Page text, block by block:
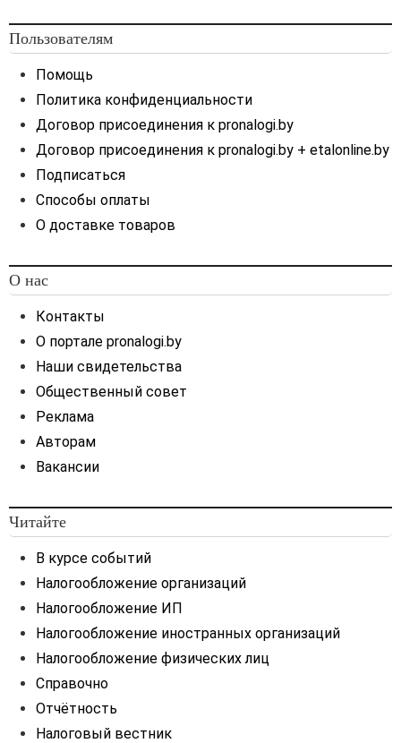
Пользователям
Помощь
Политика конфиденциальности
Договор присоединения к pronalogi.by
Договор присоединения к pronalogi.by + etalonline.by
Подписаться
Способы оплаты
О доставке товаров
О нас
Контакты
О портале pronalogi.by
Наши свидетельства
Общественный совет
Реклама
Авторам
Вакансии
Читайте
В курсе событий
Налогообложение организаций
Налогообложение ИП
Налогообложение иностранных организаций
Налогообложение физических лиц
Справочно
Отчётность
Налоговый вестник